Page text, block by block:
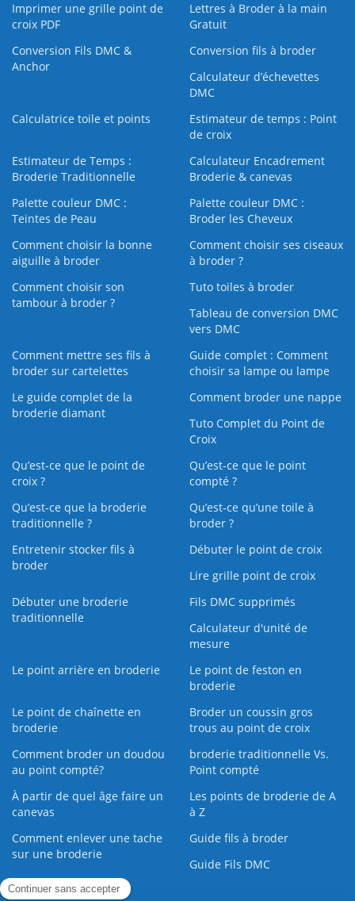
Imprimer une grille point de
croix PDF
Lettres à Broder à la main
Gratuit
Conversion Fils DMC &
Anchor
Conversion fils à broder
Calculateur d’échevettes
DMC
Calculatrice toile et points
Estimateur de temps : Point
de croix
Estimateur de Temps :
Broderie Traditionnelle
Calculateur Encadrement
Broderie & canevas
Palette couleur DMC :
Teintes de Peau
Palette couleur DMC :
Broder les Cheveux
Comment choisir la bonne
aiguille à broder
Comment choisir ses ciseaux
à broder ?
Comment choisir son
tambour à broder ?
Tuto toiles à broder
Tableau de conversion DMC
vers DMC
Comment mettre ses fils à
broder sur cartelettes
Guide complet : Comment
choisir sa lampe ou lampe
Le guide complet de la
broderie diamant
Comment broder une nappe
Tuto Complet du Point de
Croix
Qu’est-ce que le point de
croix ?
Qu’est-ce que le point
compté ?
Qu’est-ce que la broderie
traditionnelle ?
Qu’est‑ce qu’une toile à
broder ?
Entretenir stocker fils à
broder
Débuter le point de croix
Lire grille point de croix
Débuter une broderie
traditionnelle
Fils DMC supprimés
Calculateur d'unité de
mesure
Le point arrière en broderie
Le point de feston en
broderie
Le point de chaînette en
broderie
Broder un coussin gros
trous au point de croix
Comment broder un doudou
au point compté?
broderie traditionnelle Vs.
Point compté
À partir de quel âge faire un
canevas
Les points de broderie de A
à Z
Comment enlever une tache
sur une broderie
Guide fils à broder
Guide Fils DMC
Guide de la Broderie